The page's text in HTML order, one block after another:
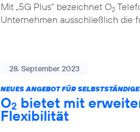
Mit „5G Plus“ bezeichnet O2
Unternehmen ausschließlich die
28. September 2023
NEUES ANGEBOT FÜR
O2 bietet mit
Flexibilität